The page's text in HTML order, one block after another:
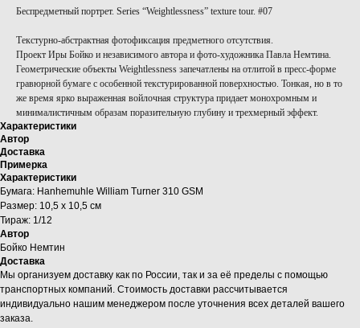
Беспредметный портрет. Series “Weightlessness” texture tour. #07
Текстурно-абстрактная фотофиксация предметного отсутствия.
Проект Иры Бойко и независимого автора и фото-художника Павла Немтина.
Геометрические объекты Weightlessness запечатлены на отлитой в пресс-форме
гравюрной бумаге с особенной текстурированной поверхностью. Тонкая, но в то
же время ярко выраженная войлочная структура придает монохромным и
минималистичным образам поразительную глубину и трехмерный эффект.
Характеристики
Автор
Доставка
Примерка
Характеристики
Бумага: Hanhemuhle William Turner 310 GSM
Размер: 10,5 х 10,5 см
Тираж: 1/12
Автор
Бойко Немтин
Доставка
Мы организуем доставку как по России, так и за её пределы с помощью
транспортных компаний. Стоимость доставки рассчитывается
индивидуально нашим менеджером после уточнения всех деталей вашего
заказа.